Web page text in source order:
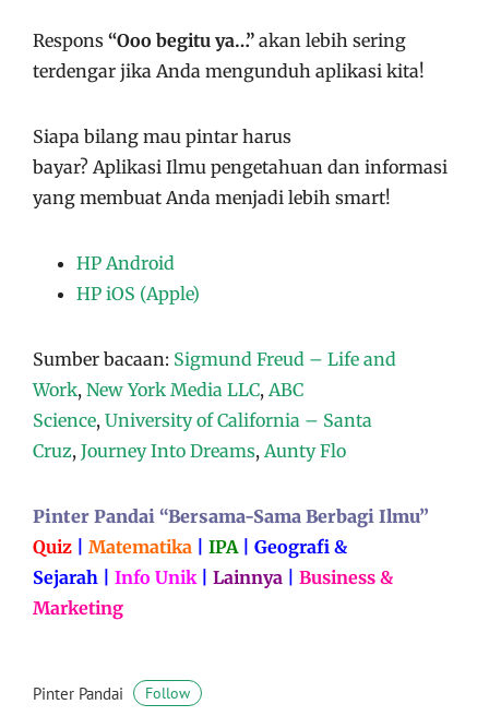
Respons “Ooo begitu ya…” akan lebih sering
terdengar jika Anda mengunduh aplikasi kita!
Siapa bilang mau pintar harus
bayar? Aplikasi Ilmu pengetahuan dan informasi
yang membuat Anda menjadi lebih smart!
HP Android
HP iOS (Apple)
Sumber bacaan: Sigmund Freud – Life and
Work, New York Media LLC, ABC
Science, University of California – Santa
Cruz, Journey Into Dreams, Aunty Flo
Pinter Pandai “Bersama-Sama Berbagi Ilmu”
Quiz
Matematika IPA
Geografi &
Sejarah
Info Unik Lainnya
Business &
Marketing
Pinter Pandai Follow